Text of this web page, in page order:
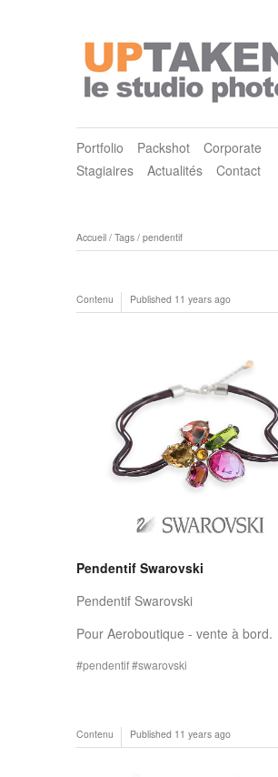
Portfolio Packshot
Corporate
Stagiaires
Actualités Contact
Accueil / Tags / pendentif
Contenu Published 11 years ago
Pendentif Swarovski
Pendentif Swarovski
Pour Aeroboutique - vente à bord.
pendentif swarovski
Contenu Published 11 years ago